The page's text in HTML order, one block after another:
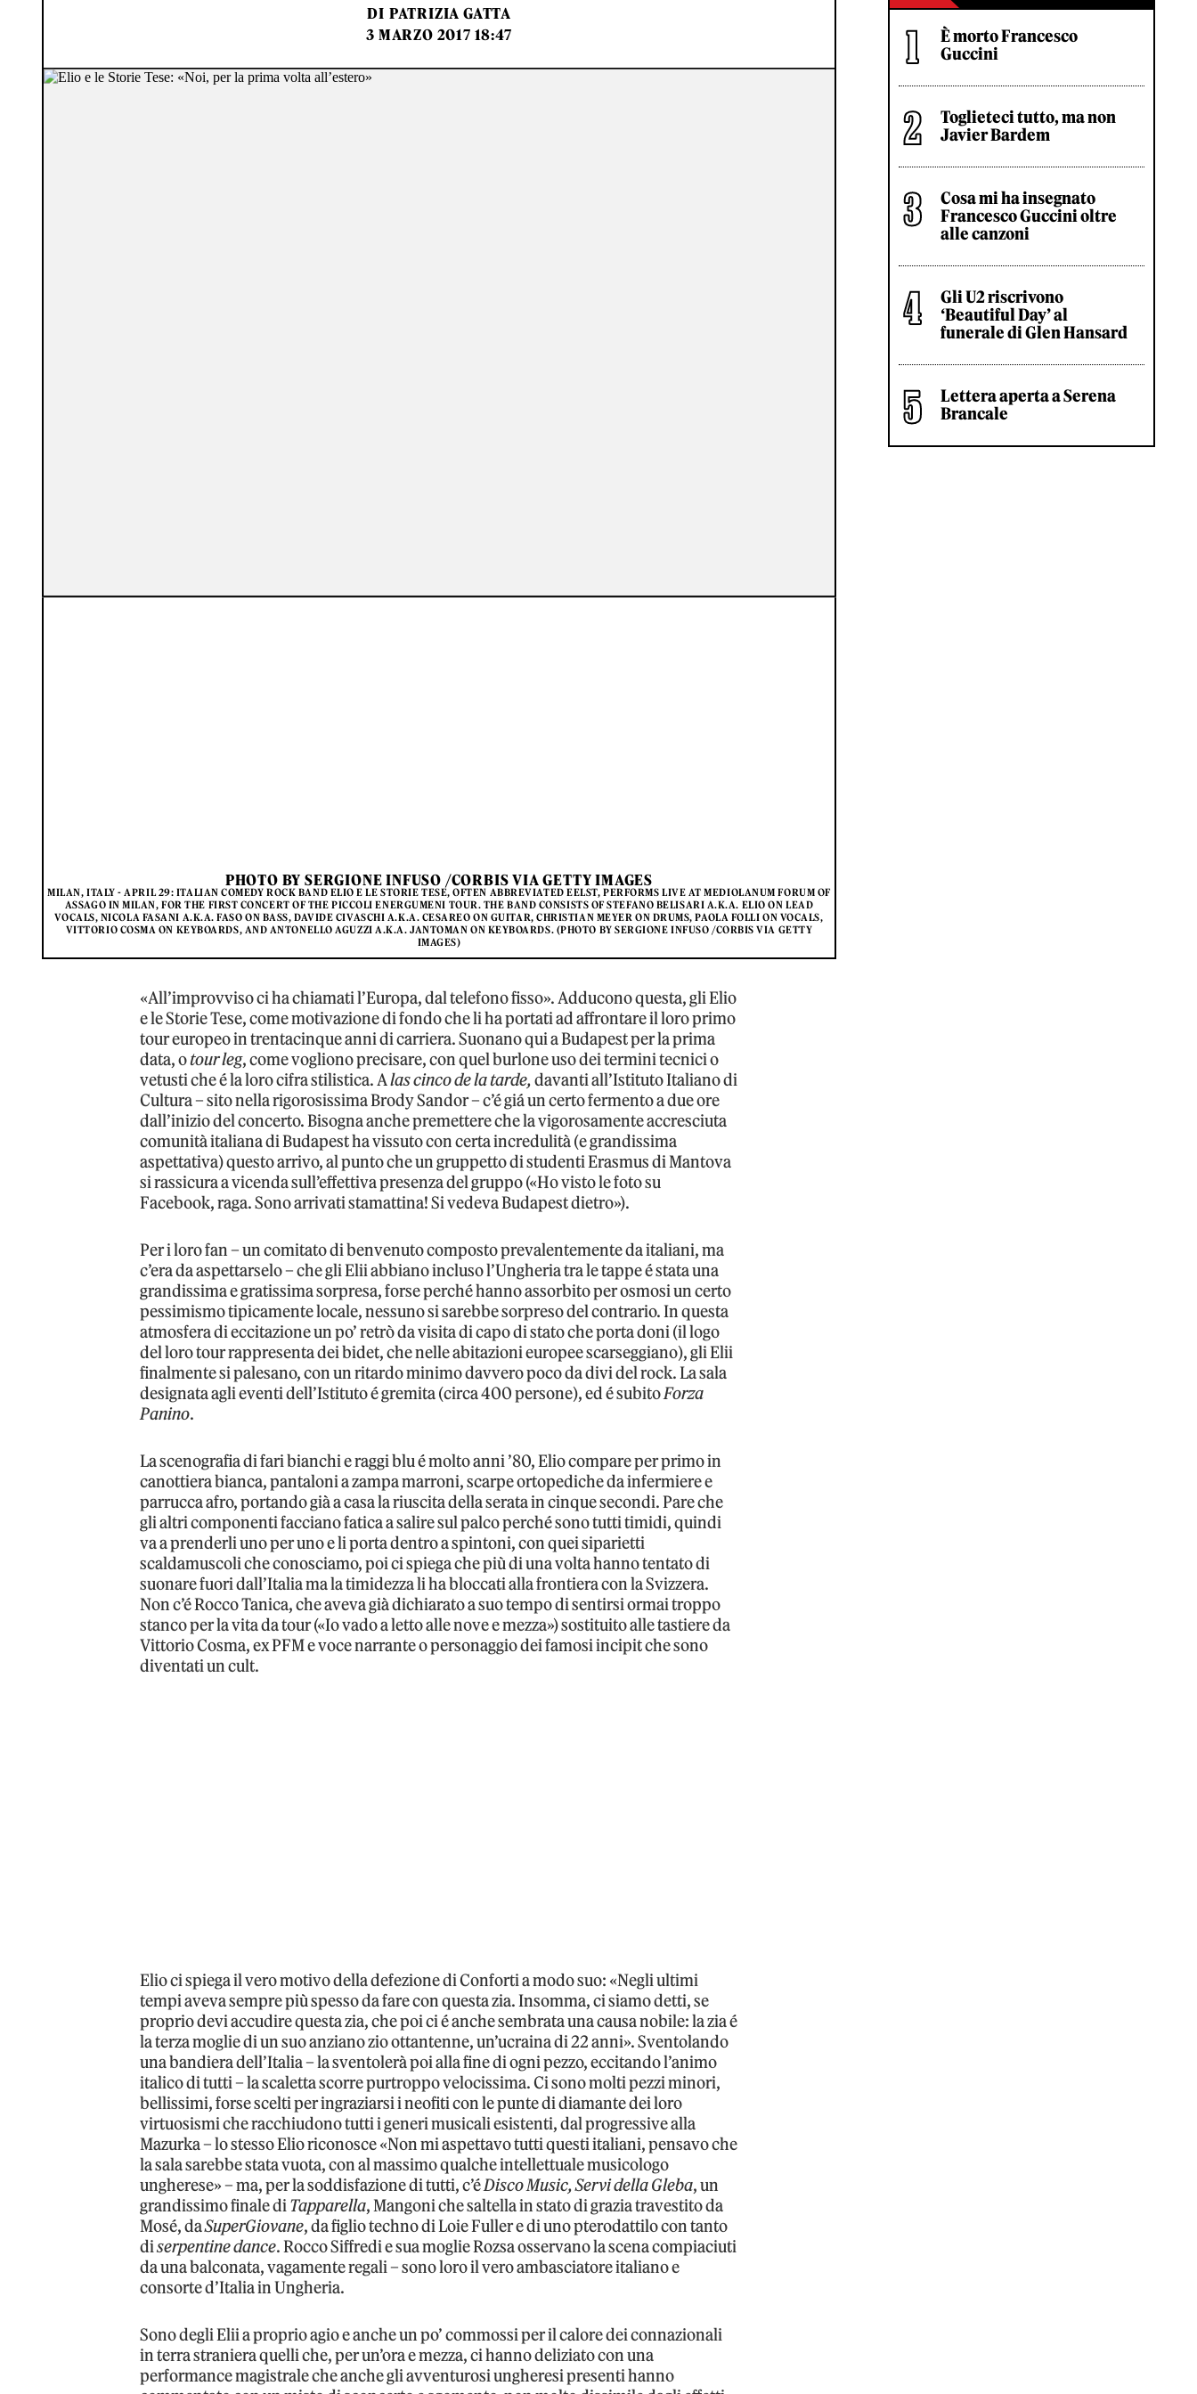
DI PATRIZIA GATTA
3 MARZO 2017 18:47
PHOTO BY SERGIONE INFUSO /CORBIS VIA GETTY IMAGES
MILAN, ITALY - APRIL 29: ITALIAN COMEDY ROCK BAND ELIO E LE STORIE TESE, OFTEN ABBREVIATED EELST, PERFORMS LIVE AT MEDIOLANUM FORUM OF
ASSAGO IN MILAN, FOR THE FIRST CONCERT OF THE PICCOLI ENERGUMENI TOUR. THE BAND CONSISTS OF STEFANO BELISARI A.K.A. ELIO ON LEAD
VOCALS, NICOLA FASANI A.K.A. FASO ON BASS, DAVIDE CIVASCHI A.K.A. CESAREO ON GUITAR, CHRISTIAN MEYER ON DRUMS, PAOLA FOLLI ON VOCALS,
VITTORIO COSMA ON KEYBOARDS, AND ANTONELLO AGUZZI A.K.A. JANTOMAN ON KEYBOARDS. (PHOTO BY SERGIONE INFUSO /CORBIS VIA GETTY
IMAGES)
«All’improvviso ci ha chiamati l’Europa, dal telefono fisso». Adducono questa, gli Elio
e le Storie Tese, come motivazione di fondo che li ha portati ad affrontare il loro primo
tour europeo in trentacinque anni di carriera. Suonano qui a Budapest per la prima
data, otour leg, come vogliono precisare, con quel burlone uso dei termini tecnici o
vetusti che é la loro cifra stilistica. Alas cinco de la tarde,davanti all’Istituto Italiano di
Cultura – sito nella rigorosissima Brody Sandor – c’é giá un certo fermento a due ore
dall’inizio del concerto. Bisogna anche premettere che la vigorosamente accresciuta
comunità italiana di Budapest ha vissuto con certa incredulità (e grandissima
aspettativa) questo arrivo, al punto che un gruppetto di studenti Erasmus di Mantova
si rassicura a vicenda sull’effettiva presenza del gruppo («Ho visto le foto su
Facebook, raga. Sono arrivati stamattina! Si vedeva Budapest dietro»).
Per i loro fan – un comitato di benvenuto composto prevalentemente da italiani, ma
c’era da aspettarselo – che gli Elii abbiano incluso l’Ungheria tra le tappe é stata una
grandissima e gratissima sorpresa, forse perché hanno assorbito per osmosi un certo
pessimismo tipicamente locale, nessuno si sarebbe sorpreso del contrario. In questa
atmosfera di eccitazione un po’ retrò da visita di capo di stato che porta doni (il logo
del loro tour rappresenta dei bidet, che nelle abitazioni europee scarseggiano), gli Elii
finalmente si palesano, con un ritardo minimo davvero poco da divi del rock. La sala
designata agli eventi dell’Istituto é gremita (circa 400 persone), ed é subitoForza
Panino.
La scenografia di fari bianchi e raggi blu é molto anni ’80, Elio compare per primo in
canottiera bianca, pantaloni a zampa marroni, scarpe ortopediche da infermiere e
parrucca afro, portando già a casa la riuscita della serata in cinque secondi. Pare che
gli altri componenti facciano fatica a salire sul palco perché sono tutti timidi, quindi
va a prenderli uno per uno e li porta dentro a spintoni, con quei siparietti
scaldamuscoli che conosciamo, poi ci spiega che più di una volta hanno tentato di
suonare fuori dall’Italia ma la timidezza li ha bloccati alla frontiera con la Svizzera.
Non c’é Rocco Tanica, che aveva già dichiarato a suo tempo di sentirsi ormai troppo
stanco per la vita da tour («Io vado a letto alle nove e mezza») sostituito alle tastiere da
Vittorio Cosma, ex PFM e voce narrante o personaggio dei famosi incipit che sono
diventati un cult.
Elio ci spiega il vero motivo della defezione di Conforti a modo suo: «Negli ultimi
tempi aveva sempre più spesso da fare con questa zia. Insomma, ci siamo detti, se
proprio devi accudire questa zia, che poi ci é anche sembrata una causa nobile: la zia é
la terza moglie di un suo anziano zio ottantenne, un’ucraina di 22 anni». Sventolando
una bandiera dell’Italia – la sventolerà poi alla fine di ogni pezzo, eccitando l’animo
italico di tutti – la scaletta scorre purtroppo velocissima. Ci sono molti pezzi minori,
bellissimi, forse scelti per ingraziarsi i neofiti con le punte di diamante dei loro
virtuosismi che racchiudono tutti i generi musicali esistenti, dal progressive alla
Mazurka – lo stesso Elio riconosce «Non mi aspettavo tutti questi italiani, pensavo che
la sala sarebbe stata vuota, con al massimo qualche intellettuale musicologo
ungherese» – ma, per la soddisfazione di tutti, c’éDisco Music, Servi della Gleba, un
grandissimo finale diTapparella, Mangoni che saltella in stato di grazia travestito da
Mosé, daSuperGiovane, da figlio techno di Loie Fuller e di uno pterodattilo con tanto
diserpentine dance. Rocco Siffredi e sua moglie Rozsa osservano la scena compiaciuti
da una balconata, vagamente regali – sono loro il vero ambasciatore italiano e
consorte d’Italia in Ungheria.
Sono degli Elii a proprio agio e anche un po’ commossi per il calore dei connazionali
in terra straniera quelli che, per un’ora e mezza, ci hanno deliziato con una
performance magistrale che anche gli avventurosi ungheresi presenti hanno
È morto Francesco
Guccini
Toglieteci tutto, ma non
Javier Bardem
Cosa mi ha insegnato
Francesco Guccini oltre
alle canzoni
Gli U2 riscrivono
‘Beautiful Day’ al
funerale di Glen Hansard
Lettera aperta a Serena
Brancale